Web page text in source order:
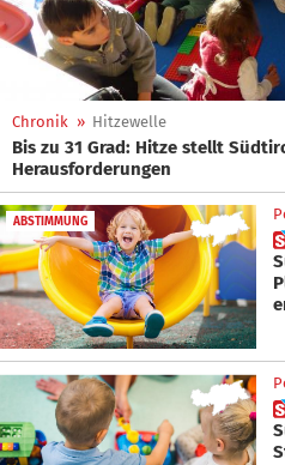
Chronik » Hitzewelle
Bis zu 31 Grad: Hitze stellt
Herausforderungen
ABSTIMMUNG

